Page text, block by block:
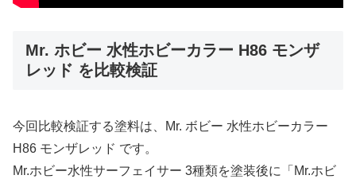
Mr. ホビー 水性ホビーカラー H86 モンザ
レッド を比較検証
今回比較検証する塗料は、Mr. ボビー 水性ホビーカラー
H86 モンザレッド です。
Mr.ホビー水性サーフェイサー 3種類を塗装後に「Mr.ホビ